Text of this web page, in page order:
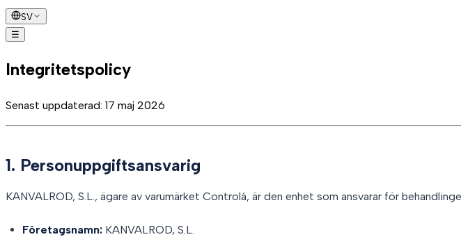
SV
☰
Integritetspolicy
Senast uppdaterad: 17 maj 2026
1. Personuppgiftsansvarig
KANVALROD, S.L., ägare av varumärket Controlá, är den enhet som ansvarar för
Företagsnamn: KANVALROD, S.L.